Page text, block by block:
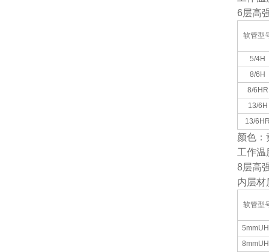
6层高
软管型
5/4H
8/6H
8/6HR
13/6H
13/
颜色：
工作温
8层高
内层材
软管型